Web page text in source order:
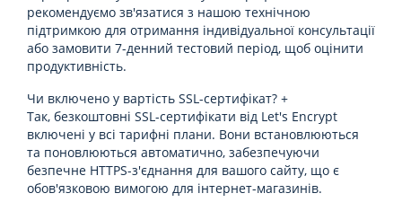
рекомендуємо зв'язатися з нашою технічною
підтримкою для отримання індивідуальної консультації
або замовити 7-денний тестовий період, щоб оцінити
продуктивність.
Чи включено у вартість SSL-сертифікат? +
Так, безкоштовні SSL-сертифікати від Let's Encrypt
включені у всі тарифні плани. Вони встановлюються
та поновлюються автоматично, забезпечуючи
безпечне HTTPS-з'єднання для вашого сайту, що є
обов'язковою вимогою для інтернет-магазинів.